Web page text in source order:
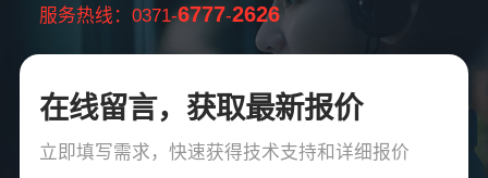
服务热线：0371-6777-2626
在线留言，获取最新报价
立即填写需求，快速获得技术支持和详细报价